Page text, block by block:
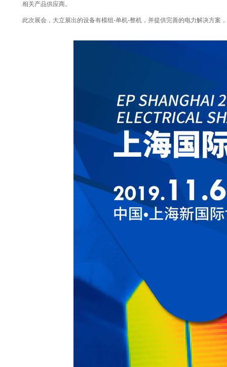
相关产品供应商。
此次展会，大立展出的设备有模组-单机-整机，并提供完善的电力解决方案